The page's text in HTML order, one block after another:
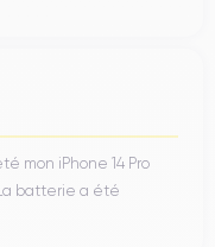
mon iPhone 14 Pro
batterie a été